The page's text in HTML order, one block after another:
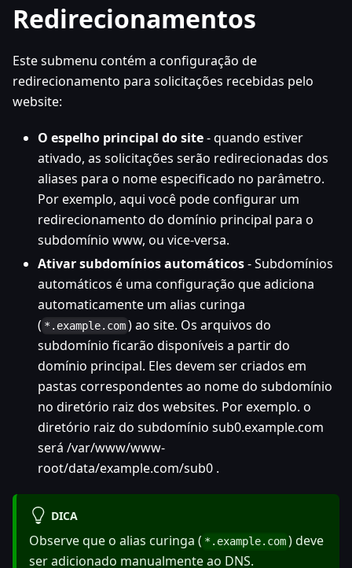
Redirecionamentos
Este submenu contém a configuração de
redirecionamento para solicitações recebidas pelo
website:
O espelho principal do site- quando estiver
ativado, as solicitações serão redirecionadas dos
aliases para o nome especificado no parâmetro.
Por exemplo, aqui você pode configurar um
redirecionamento do domínio principal para o
subdomínio www, ou vice-versa.
Ativar subdomínios automáticos- Subdomínios
automáticos é uma configuração que adiciona
automaticamente um alias curinga
( *.example.com ) ao site. Os arquivos do
subdomínio ficarão disponíveis a partir do
domínio principal. Eles devem ser criados em
pastas correspondentes ao nome do subdomínio
no diretório raiz dos websites. Por exemplo. o
diretório raiz do subdomínio sub0.example.com
será /var/www/www-
root/data/example.com/sub0 .
DICA
Observe que o alias curinga ( *.example.com ) deve
ser adicionado manualmente ao DNS.